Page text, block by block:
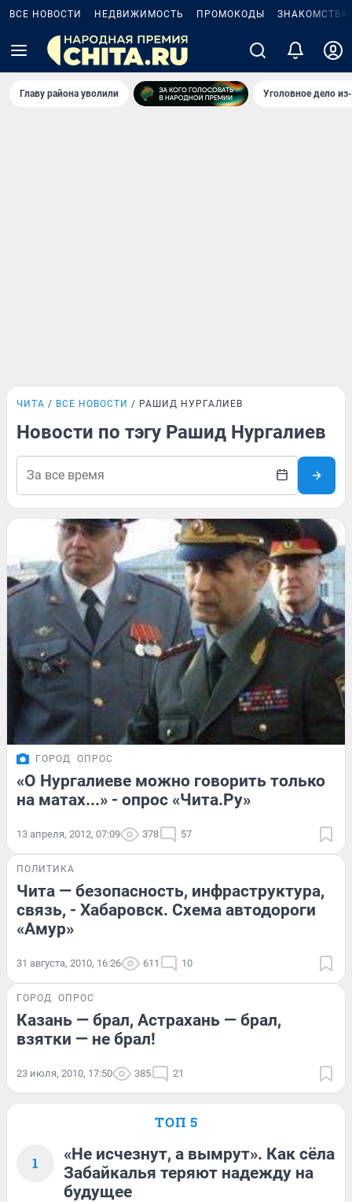
ВСЕ НОВОСТИ НЕДВИЖИМОСТЬ ПРОМОКОДЫ ЗНАКОМСТВА
Главу района уволили Уголовное дело
ЧИТА ВСЕ НОВОСТИ РАШИД НУРГАЛИЕВ
Новости по тэгу Рашид Нургалиев
ГОРОД ОПРОС
«О Нургалиеве можно говорить только
на матах...» - опрос «Чита.Ру»
13 апреля, 2012, 07:09 378 57
ПОЛИТИКА
Чита — безопасность, инфраструктура,
связь, - Хабаровск. Схема автодороги
«Амур»
31 августа, 2010, 16:26 611 10
ГОРОД ОПРОС
Казань — брал, Астрахань — брал,
взятки — не брал!
23 июля, 2010, 17:50 385 21
ТОП 5
1
«Не исчезнут, а вымрут». Как сёла
Забайкалья теряют надежду на
будущее